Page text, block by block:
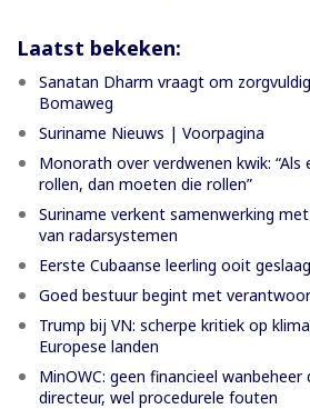
Laatst bekeken:
Sanatan Dharm vraagt om
Bomaweg
Suriname Nieuws | Voorpagina
Monorath over verdwenen kwik:
rollen, dan moeten die rollen”
Suriname verkent samenwerking
van radarsystemen
Eerste Cubaanse leerling ooit
Goed bestuur begint met
Trump bij VN: scherpe kritiek op
Europese landen
MinOWC: geen financieel wanbeheer
directeur, wel procedurele fouten